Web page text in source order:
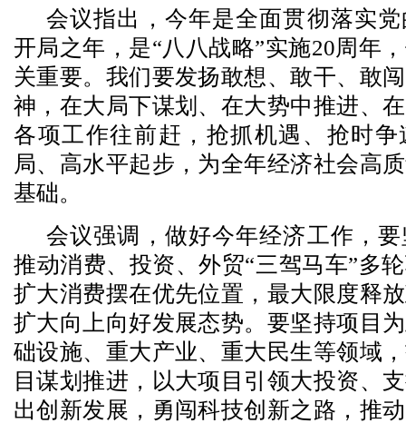
会议指出，今年是全面贯彻落实
开局之年，是“八八战略”实施20周年
关重要。我们要发扬敢想、敢干、敢
神，在大局下谋划、在大势中推进、
各项工作往前赶，抢抓机遇、抢时
局、高水平起步，为全年经济社会高
基础。
会议强调，做好今年经济工作，
推动消费、投资、外贸“三驾马车”多
扩大消费摆在优先位置，最大限度释
扩大向上向好发展态势。要坚持项目
础设施、重大产业、重大民生等领域
目谋划推进，以大项目引领大投资、
出创新发展，勇闯科技创新之路，推